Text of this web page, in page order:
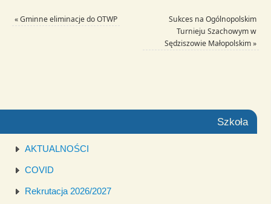
«Gminne eliminacje do OTWP
Sukces na Ogólnopolskim
Turnieju Szachowym w
Sędziszowie Małopolskim»
Szkoła
AKTUALNOŚCI
COVID
Rekrutacja 2026/2027